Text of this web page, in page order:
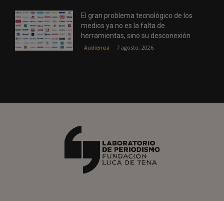
El gran problema tecnológico de los
medios ya no es la falta de
herramientas, sino su desconexión
Audiencia 7 agosto, 2026